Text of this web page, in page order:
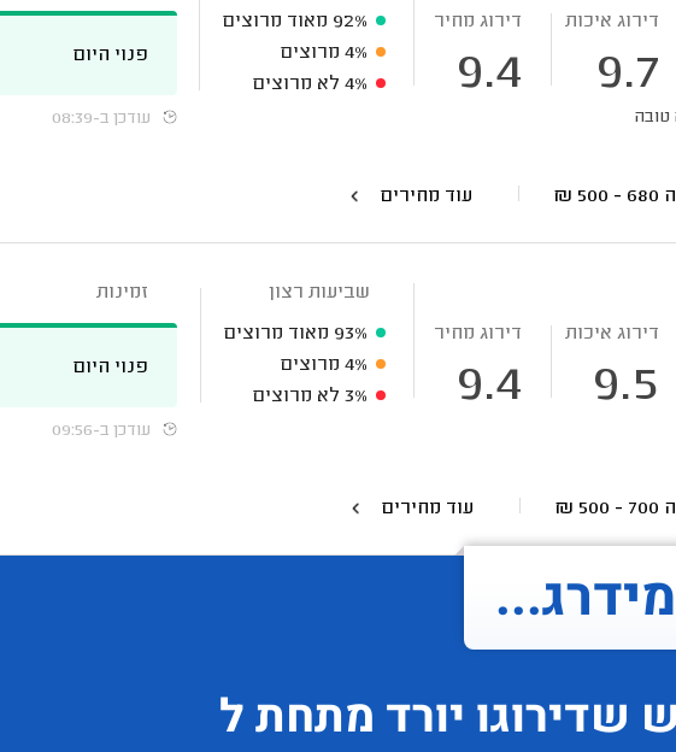
דירוג איכות
9.7
דירוג מחיר
9.4
92% מאוד מרוצים
4% מרוצים
4% לא מרוצים
פנוי היום
עודכן ב-08:39
680 - 500
₪ עוד מחירים
דירוג איכות
9.5
דירוג מחיר
9.4
שביעות רצון
93% מאוד מרוצים
4% מרוצים
3% לא מרוצים
זמינות
פנוי היום
עודכן ב-09:56
700 - 500
₪ עוד מחירים
שדירוגו יורד מתחת ל